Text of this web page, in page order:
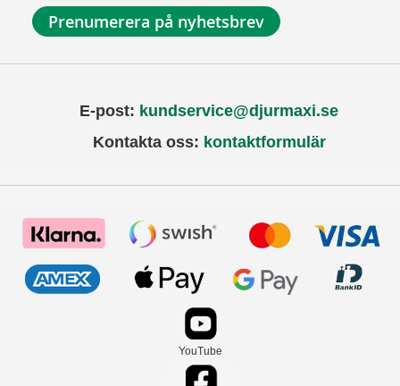
Prenumerera på nyhetsbrev
E-post: kundservice@djurmaxi.se
Kontakta oss: kontaktformulär
YouTube